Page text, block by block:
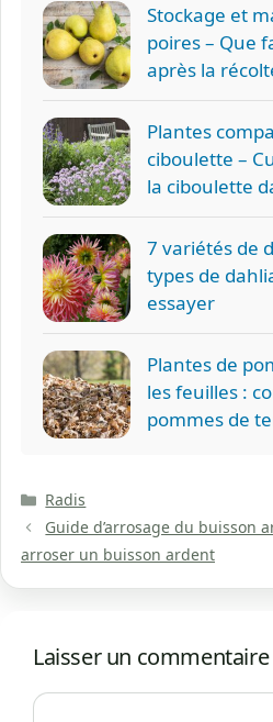
Stockage et
poires – Que
après la
Plantes
ciboulette –
la ciboulette
7 variétés de
types de
essayer
Plantes de
les feuilles :
pommes de
Catégories
Radis
Guide d’arrosage du buisson
arroser un buisson ardent
Laisser un commentaire
Commentaire